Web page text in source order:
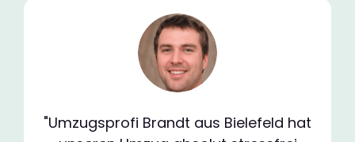
"Umzugsprofi Brandt aus Bielefeld hat